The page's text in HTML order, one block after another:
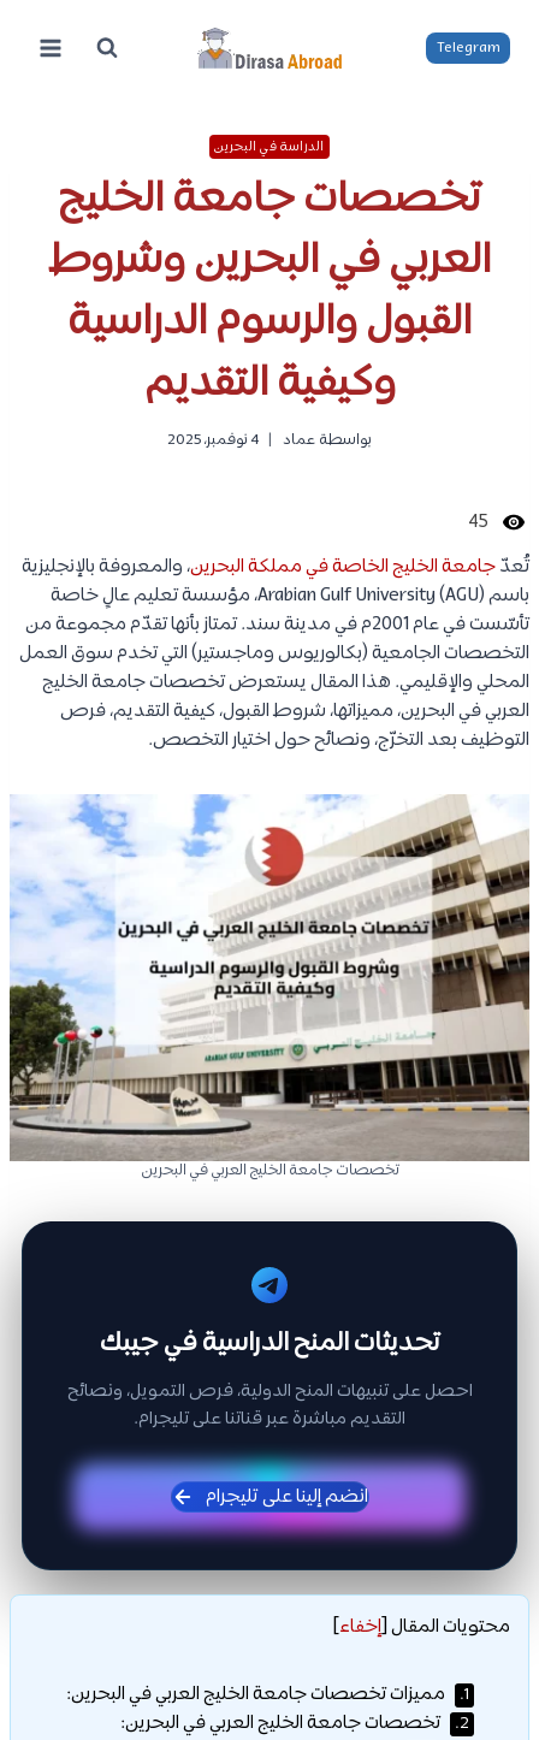
المحتوى
Telegram
الدراسة في البحرين
تخصصات جامعة الخليج
العربي في البحرين وشروط
القبول والرسوم الدراسية
وكيفية التقديم
بواسطة عماد 4 نوفمبر، 2025
45
تُعدّجامعة الخليج الخاصة في مملكة البحرين، والمعروفة بالإنجليزية
باسم Arabian Gulf University (AGU)، مؤسسة تعليم عالٍ خاصة
تأسّست في عام 2001م في مدينة سند. تمتاز بأنها تقدّم مجموعة من
التخصصات الجامعية (بكالوريوس وماجستير) التي تخدم سوق العمل
المحلي والإقليمي. هذا المقال يستعرض تخصصات جامعة الخليج
العربي في البحرين، مميزاتها، شروط القبول، كيفية التقديم، فرص
التوظيف بعد التخرّج، ونصائح حول اختيار التخصص.
تخصصات جامعة الخليج العربي في البحرين
تحديثات المنح الدراسية في جيبك
احصل على تنبيهات المنح الدولية، فرص التمويل، ونصائح
التقديم مباشرة عبر قناتنا على تليجرام.
انضم إلينا على تليجرام
محتويات المقال[إخفاء]
1. مميزات تخصصات جامعة الخليج العربي في البحرين:
2. تخصصات جامعة الخليج العربي في البحرين: